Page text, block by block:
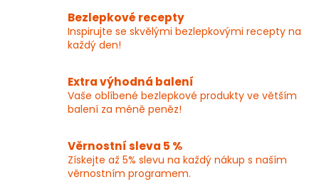
Bezlepkové recepty
Inspirujte se skvělými bezlepkovými recepty na
každý den!
Extra výhodná balení
Vaše oblíbené bezlepkové produkty ve větším
balení za méně peněz!
Věrnostní sleva 5 %
Získejte až 5% slevu na každý nákup s naším
věrnostním programem.